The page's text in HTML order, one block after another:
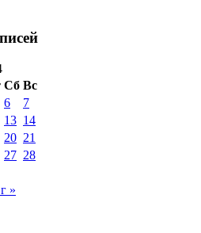
Сб Вс
»
6
7
13 14
20 21
27 28